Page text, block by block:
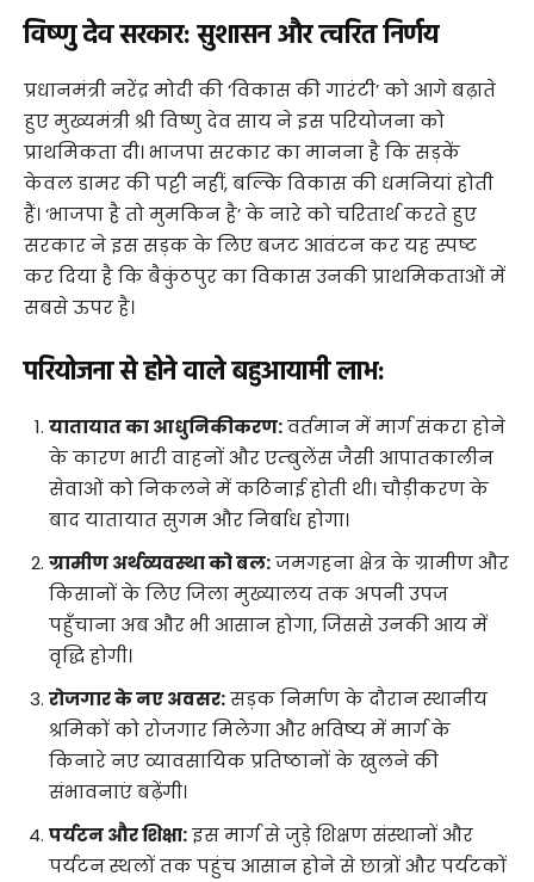
विष्णु देव सरकार: सुशासन और त्वरित निर्णय
​प्रधानमंत्री नरेंद्र मोदी की ‘विकास की गारंटी’ को आगे बढ़ाते
हुए मुख्यमंत्री श्री विष्णु देव साय ने इस परियोजना को
प्राथमिकता दी। भाजपा सरकार का मानना है कि सड़कें
केवल डामर की पट्टी नहीं, बल्कि विकास की धमनियां होती
हैं। ‘भाजपा है तो मुमकिन है’ के नारे को चरितार्थ करते हुए
सरकार ने इस सड़क के लिए बजट आवंटन कर यह स्पष्ट
कर दिया है कि बैकुंठपुर का विकास उनकी प्राथमिकताओं में
सबसे ऊपर है।
परियोजना से होने वाले बहुआयामी लाभ:
यातायात का आधुनिकीकरण:वर्तमान में मार्ग संकरा होने
के कारण भारी वाहनों और एम्बुलेंस जैसी आपातकालीन
सेवाओं को निकलने में कठिनाई होती थी। चौड़ीकरण के
बाद यातायात सुगम और निर्बाध होगा।
ग्रामीण अर्थव्यवस्था को बल:जमगहना क्षेत्र के ग्रामीण और
किसानों के लिए जिला मुख्यालय तक अपनी उपज
पहुँचाना अब और भी आसान होगा, जिससे उनकी आय में
वृद्धि होगी।
रोजगार के नए अवसर:सड़क निर्माण के दौरान स्थानीय
श्रमिकों को रोजगार मिलेगा और भविष्य में मार्ग के
किनारे नए व्यावसायिक प्रतिष्ठानों के खुलने की
संभावनाएं बढ़ेंगी।
पर्यटन और शिक्षा:इस मार्ग से जुड़े शिक्षण संस्थानों और
पर्यटन स्थलों तक पहुंच आसान होने से छात्रों और पर्यटकों